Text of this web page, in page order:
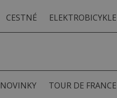
CESTNÉ ELEKTROBICYKLE
NOVINKY TOUR DE FRANCE